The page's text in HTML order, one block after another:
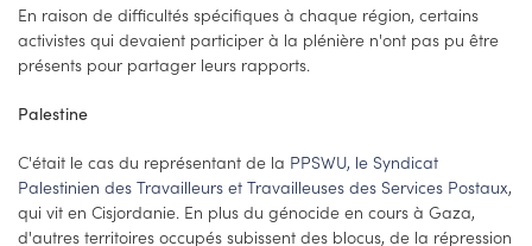
En raison de difficultés spécifiques à chaque région, certains
activistes qui devaient participer à la plénière n'ont pas pu être
présents pour partager leurs rapports.
Palestine
C'était le cas du représentant de la PPSWU, le Syndicat
Palestinien des Travailleurs et Travailleuses des Services Postaux,
qui vit en Cisjordanie. En plus du génocide en cours à Gaza,
d'autres territoires occupés subissent des blocus, de la répression